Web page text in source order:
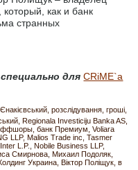
как и банк
странных
дляCRiME`а
розслідування гроші
Regionala Investiciju Banka AS
банк Премиум
Voliara
LLP Malios Trade inc
Tasmer
L.P.
Nobile Business LLP
Смирнова Михаил Подоляк
Украина Віктор Поліщук в